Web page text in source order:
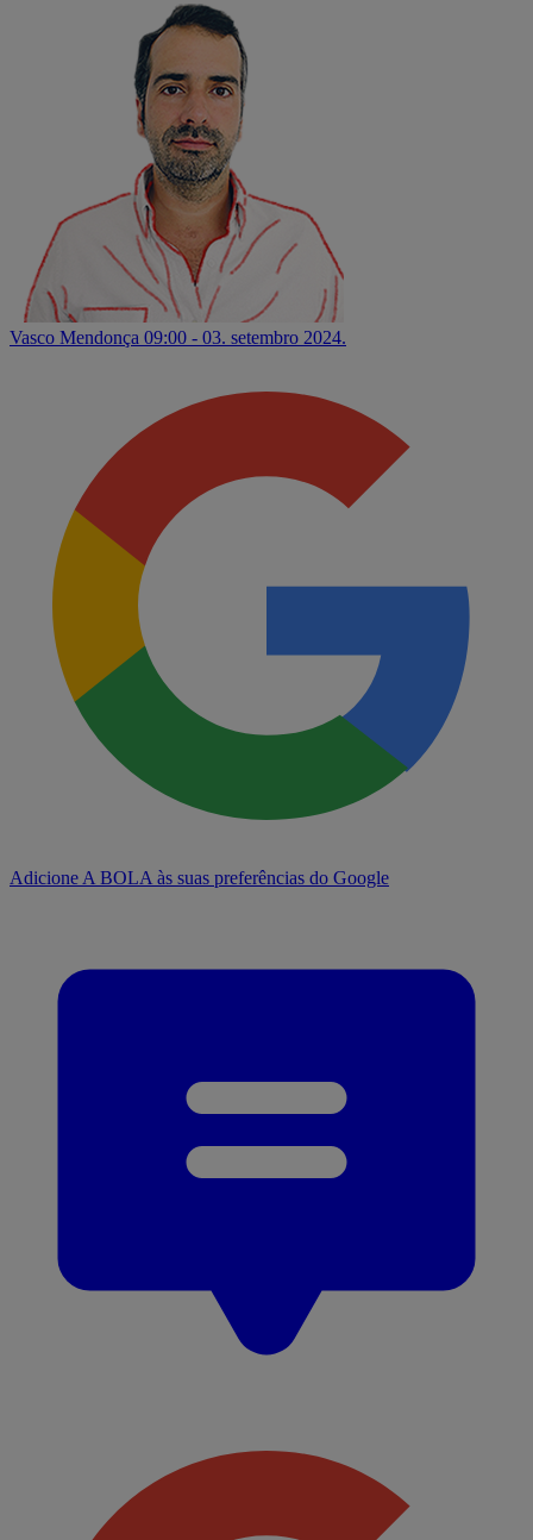
Vasco Mendonça 09:00 - 03. setembro 2024.
Adicione A BOLA às suas preferências do Google